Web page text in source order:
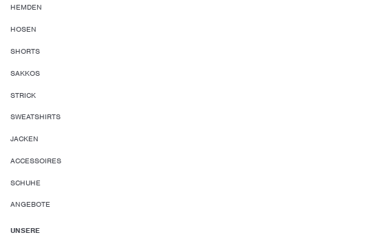
HEMDEN
HOSEN
SHORTS
SAKKOS
STRICK
SWEATSHIRTS
JACKEN
ACCESSOIRES
SCHUHE
ANGEBOTE
UNSERE